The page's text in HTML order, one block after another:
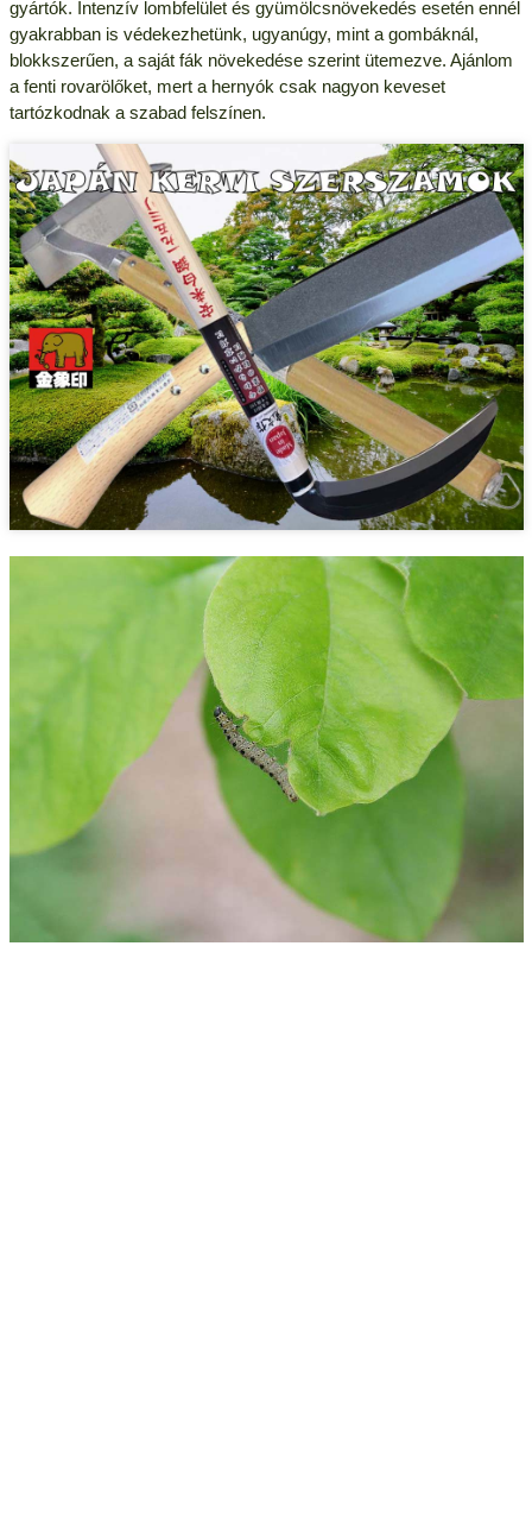
gyártók. Intenzív lombfelület és gyümölcsnövekedés esetén ennél
gyakrabban is védekezhetünk, ugyanúgy, mint a gombáknál,
blokkszerűen, a saját fák növekedése szerint ütemezve. Ajánlom
a fenti rovarölőket, mert a hernyók csak nagyon keveset
tartózkodnak a szabad felszínen.